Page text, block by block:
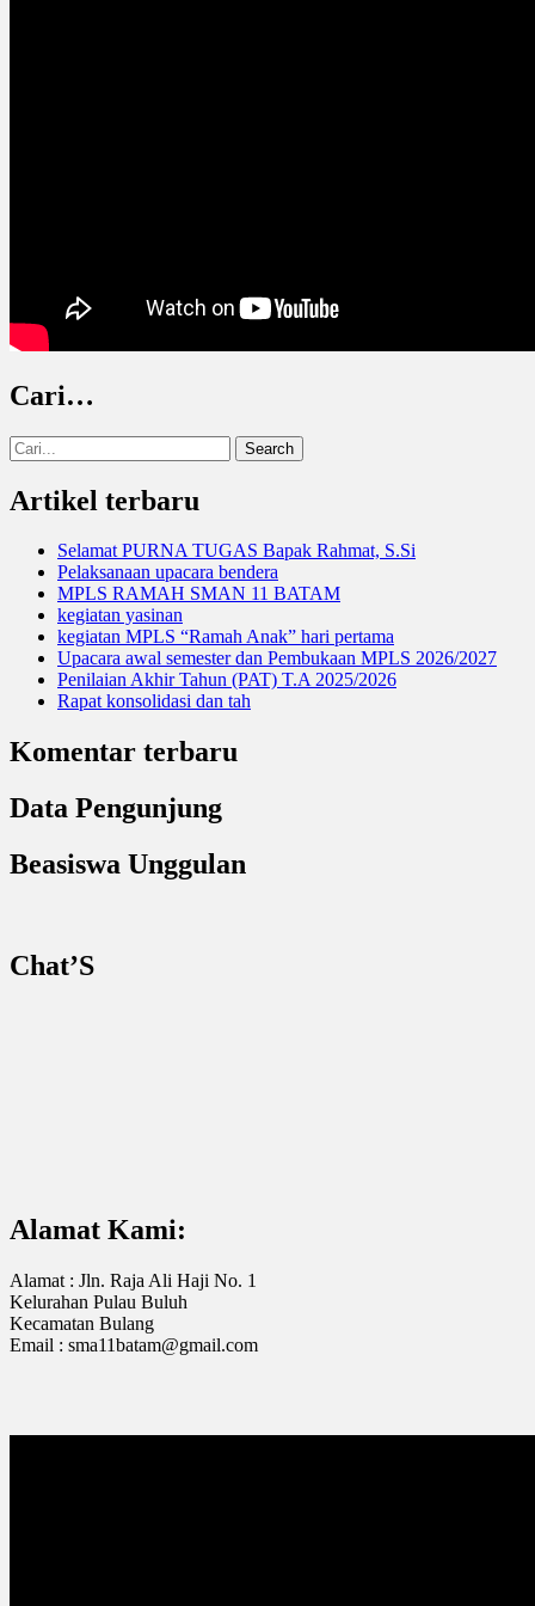
Cari…
Search
for:
Artikel terbaru
Selamat PURNA TUGAS Bapak Rahmat, S.Si
Pelaksanaan upacara bendera
MPLS RAMAH SMAN 11 BATAM
kegiatan yasinan
kegiatan MPLS “Ramah Anak” hari pertama
Upacara awal semester dan Pembukaan MPLS 2026/2027
Penilaian Akhir Tahun (PAT) T.A 2025/2026
Rapat konsolidasi dan tah
Komentar terbaru
Data Pengunjung
Beasiswa Unggulan
Chat’S
Alamat Kami:
Alamat : Jln. Raja Ali Haji No. 1
Kelurahan Pulau Buluh
Kecamatan Bulang
Email : sma11batam@gmail.com